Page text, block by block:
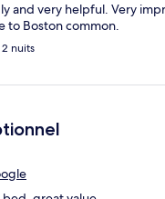
and very helpful. Very
to Boston common.
nuits